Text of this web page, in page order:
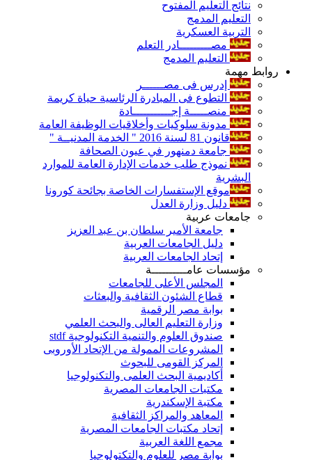
نتائج التعليم المفتوح
التعليم المدمج
التربية العسكرية
مصـــــــــادر التعلم
التعليم المدمج
روابط مهمة
إدرس فى مصــــــر
التطوع فى المبادرة الرئاسية حياة كريمة
منصـــــة إجـــــــــــادة
مدونة سلوكيات وأخلاقيات الوظيفة العامة
قانون 81 لسنة 2016 " الخدمة المدنيــة "
جامعة دمنهور في عيون الصحافة
نموذج طلب خدمات الإدارة العامة للموارد
البشرية
موقع الإستفسارات الخاصة بجائحة كورونا
دليل وزارة العدل
جامعات عربية
جامعة الأمير سلطان بن عبد العزيز
دليل الجامعات العربية
إتحاد الجامعات العربية
مؤسسات عامــــــــــة
المجلس الأعلى للجامعات
قطاع الشئون الثقافية والبعثات
بوابة مصر الرقمية
وزارة التعليم العالى والبحث العلمي
صندوق العلوم والتنمية التكنولوجية stdf
المشروعات الممولة من الإتحاد الأوروبى
المركز القومى للبحوث
أكاديمية البحث العلمى والتكنولوجيا
مكتبات الجامعات المصرية
مكتبة الإسكندرية
المعاهد والمراكز الثقافية
إتحاد مكتبات الجامعات المصرية
مجمع اللغة العربية
بوابة مصر للعلوم والتكتولوجيا